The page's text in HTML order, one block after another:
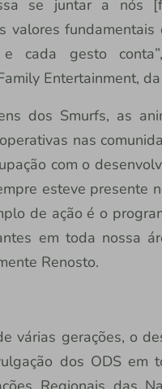
se juntar a nós
valores
cada gesto
Entertainment,
dos Smurfs, as
nas
com o
esteve presente
de ação é o
em toda nossa
Renosto.
várias gerações, o
dos ODS em